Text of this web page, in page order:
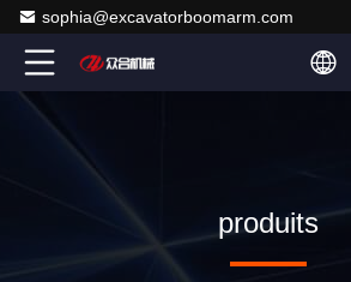
sophia@excavatorboomarm.com
produits